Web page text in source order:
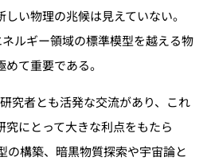
い物理の兆候は見えていない。
ルギー領域の標準模型を越える物
て重要である。
究者とも活発な交流があり、これ
にとって大きな利点をもたら
の構築、暗黒物質探索や宇宙論と